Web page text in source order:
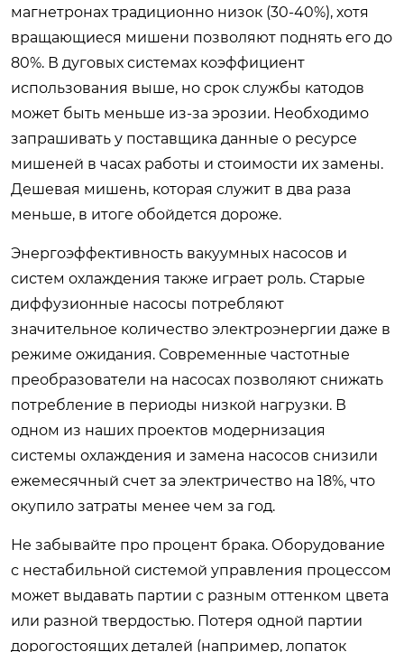
магнетронах традиционно низок (30-40%), хотя
вращающиеся мишени позволяют поднять его до
80%. В дуговых системах коэффициент
использования выше, но срок службы катодов
может быть меньше из-за эрозии. Необходимо
запрашивать у поставщика данные о ресурсе
мишеней в часах работы и стоимости их замены.
Дешевая мишень, которая служит в два раза
меньше, в итоге обойдется дороже.
Энергоэффективность вакуумных насосов и
систем охлаждения также играет роль. Старые
диффузионные насосы потребляют
значительное количество электроэнергии даже в
режиме ожидания. Современные частотные
преобразователи на насосах позволяют снижать
потребление в периоды низкой нагрузки. В
одном из наших проектов модернизация
системы охлаждения и замена насосов снизили
ежемесячный счет за электричество на 18%, что
окупило затраты менее чем за год.
Не забывайте про процент брака. Оборудование
с нестабильной системой управления процессом
может выдавать партии с разным оттенком цвета
или разной твердостью. Потеря одной партии
дорогостоящих деталей (например, лопаток